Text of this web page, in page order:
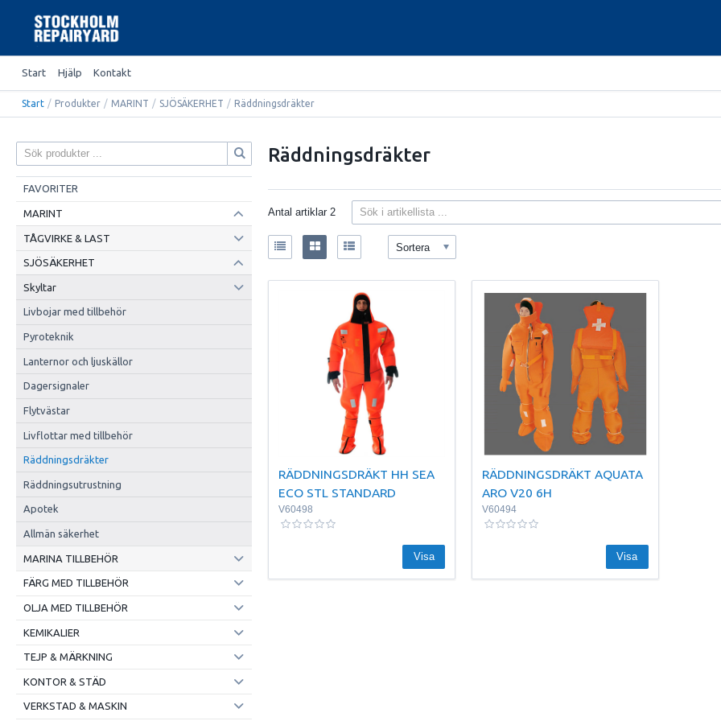
Start Hjälp Kontakt
Start / Produkter / MARINT / SJÖSÄKERHET / Räddningsdräkter
FAVORITER
MARINT
TÅGVIRKE & LAST
SJÖSÄKERHET
Skyltar
Livbojar med tillbehör
Pyroteknik
Lanternor och ljuskällor
Dagersignaler
Flytvästar
Livflottar med tillbehör
Räddningsdräkter
Räddningsutrustning
Apotek
Allmän säkerhet
MARINA TILLBEHÖR
FÄRG MED TILLBEHÖR
OLJA MED TILLBEHÖR
KEMIKALIER
TEJP & MÄRKNING
KONTOR & STÄD
VERKSTAD & MASKIN
Räddningsdräkter
Antal artiklar2
Sortera
RÄDDNINGSDRÄKT HH SEA
ECO STL STANDARD
V60498
Visa
RÄDDNINGSDRÄKT AQUATA
ARO V20 6H
V60494
Visa